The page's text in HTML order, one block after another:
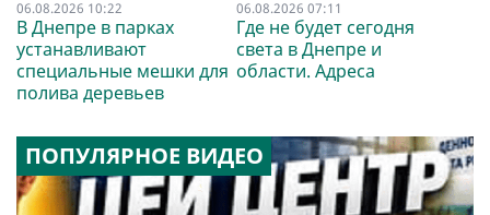
06.08.2026 10:22
В Днепре в парках
устанавливают
специальные мешки для
полива деревьев
06.08.2026 07:11
Где не будет сегодня
света в Днепре и
области. Адреса
ПОПУЛЯРНОЕ ВИДЕО